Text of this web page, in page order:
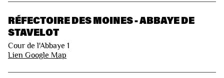
RÉFECTOIRE DES MOINES - ABBAYE DE
STAVELOT
Cour de l'Abbaye 1
Lien Google Map